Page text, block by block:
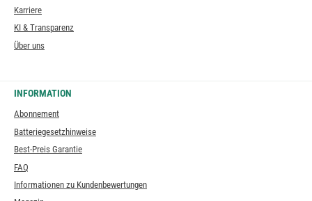
Karriere
KI & Transparenz
Über uns
INFORMATION
Abonnement
Batteriegesetzhinweise
Best-Preis Garantie
FAQ
Informationen zu Kundenbewertungen